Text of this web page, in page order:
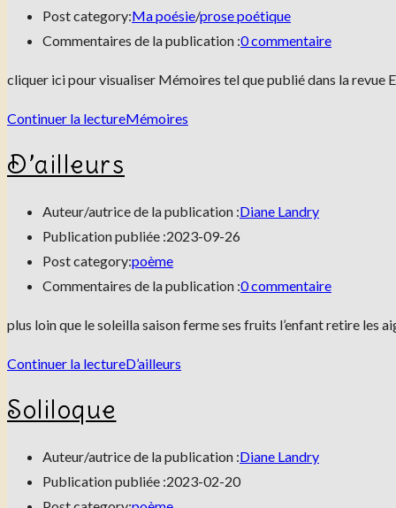
Post category:Ma poésie/prose poétique
Commentaires de la publication :0 commentaire
cliquer ici pour visualiser Mémoires tel que publié dans la
Continuer la lectureMémoires
D’ailleurs
Auteur/autrice de la publication :Diane Landry
Publication publiée :2023-09-26
Post category:poème
Commentaires de la publication :0 commentaire
plus loin que le soleilla saison ferme ses fruits l’enfant retire les
Continuer la lectureD’ailleurs
Soliloque
Auteur/autrice de la publication :Diane Landry
Publication publiée :2023-02-20